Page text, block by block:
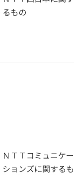
るもの
ＮＴＴコミュニケー
ションズに関するも